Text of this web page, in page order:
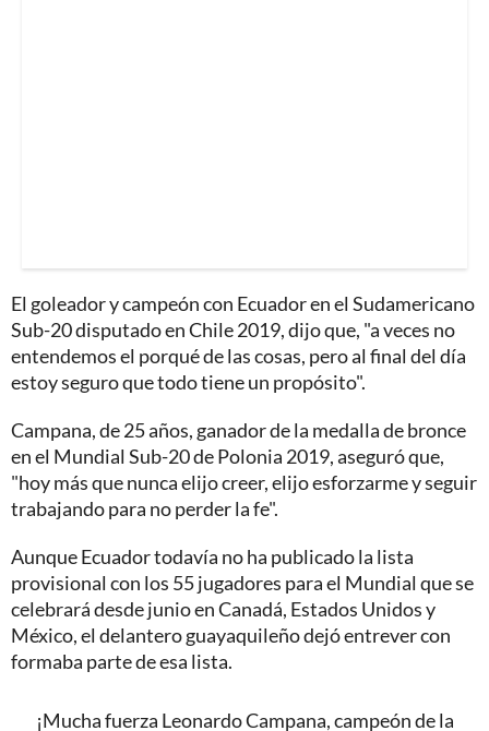
El goleador y campeón con Ecuador en el Sudamericano
Sub-20 disputado en Chile 2019, dijo que, "a veces no
entendemos el porqué de las cosas, pero al final del día
estoy seguro que todo tiene un propósito".
Campana, de 25 años, ganador de la medalla de bronce
en el Mundial Sub-20 de Polonia 2019, aseguró que,
"hoy más que nunca elijo creer, elijo esforzarme y seguir
trabajando para no perder la fe".
Aunque Ecuador todavía no ha publicado la lista
provisional con los 55 jugadores para el Mundial que se
celebrará desde junio en Canadá, Estados Unidos y
México, el delantero guayaquileño dejó entrever con
formaba parte de esa lista.
¡Mucha fuerza Leonardo Campana, campeón de la